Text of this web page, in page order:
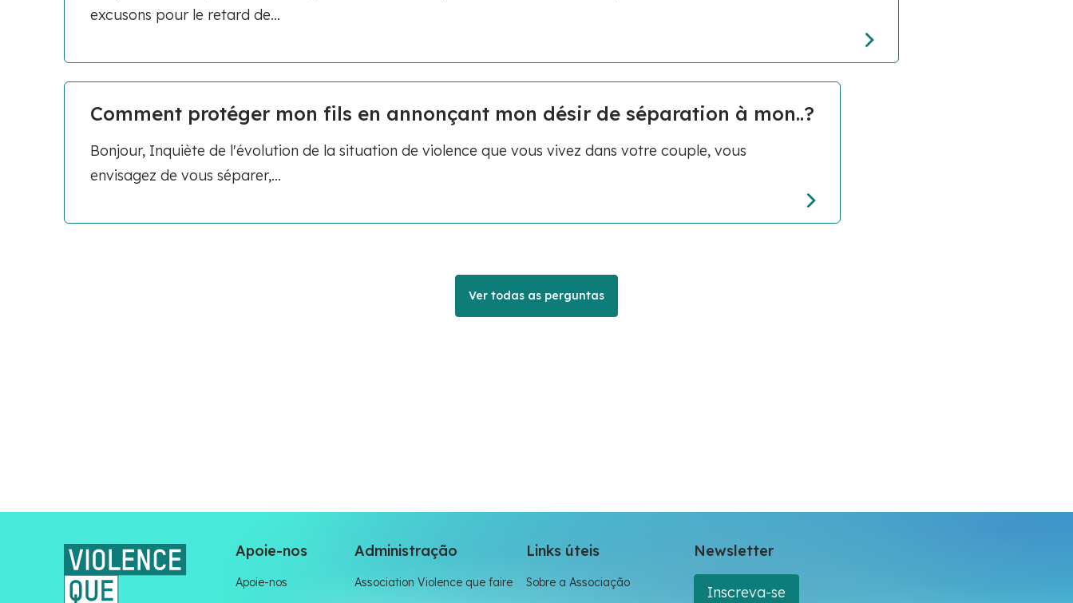
excusons pour le retard de...
Comment protéger mon fils en annonçant mon désir de séparation à mon..?
Bonjour, Inquiète de l'évolution de la situation de violence que vous vivez dans votre couple, vous
envisagez de vous séparer,...
Ver todas as perguntas
Apoie-nos
Apoie-nos
Administração
Association Violence que faire
Links úteis
Sobre a Associação
Newsletter
Inscreva-se